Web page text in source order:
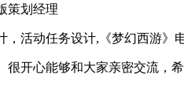
策划经理
活动任务设计,《梦幻西游》
很开心能够和大家亲密交流，